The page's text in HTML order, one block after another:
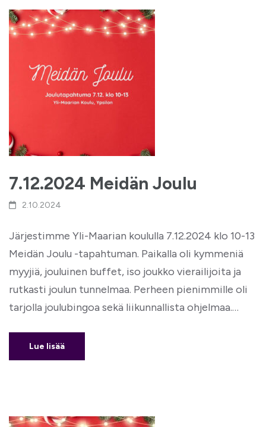
7.12.2024 Meidän Joulu
2.10.2024
Järjestimme Yli-Maarian koululla 7.12.2024 klo 10-13
Meidän Joulu -tapahtuman. Paikalla oli kymmeniä
myyjiä, jouluinen buffet, iso joukko vierailijoita ja
rutkasti joulun tunnelmaa. Perheen pienimmille oli
tarjolla joulubingoa sekä liikunnallista ohjelmaa.…
Lue lisää